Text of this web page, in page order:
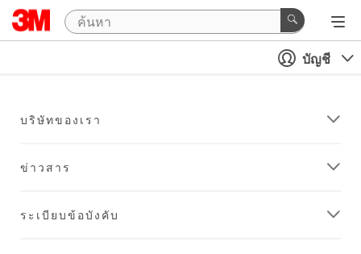
บัญชี
บริษัทของเรา
ข่าวสาร
ระเบียบข้อบังคับ